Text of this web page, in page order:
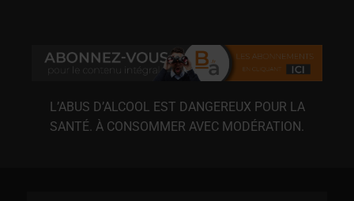
L’ABUS D’ALCOOL EST DANGEREUX POUR LA
SANTÉ. À CONSOMMER AVEC MODÉRATION.